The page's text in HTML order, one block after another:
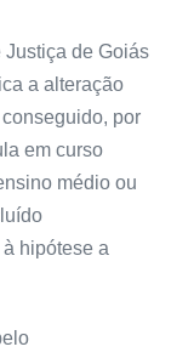
Justiça de Goiás
a alteração
por
em curso
médio ou
hipótese a